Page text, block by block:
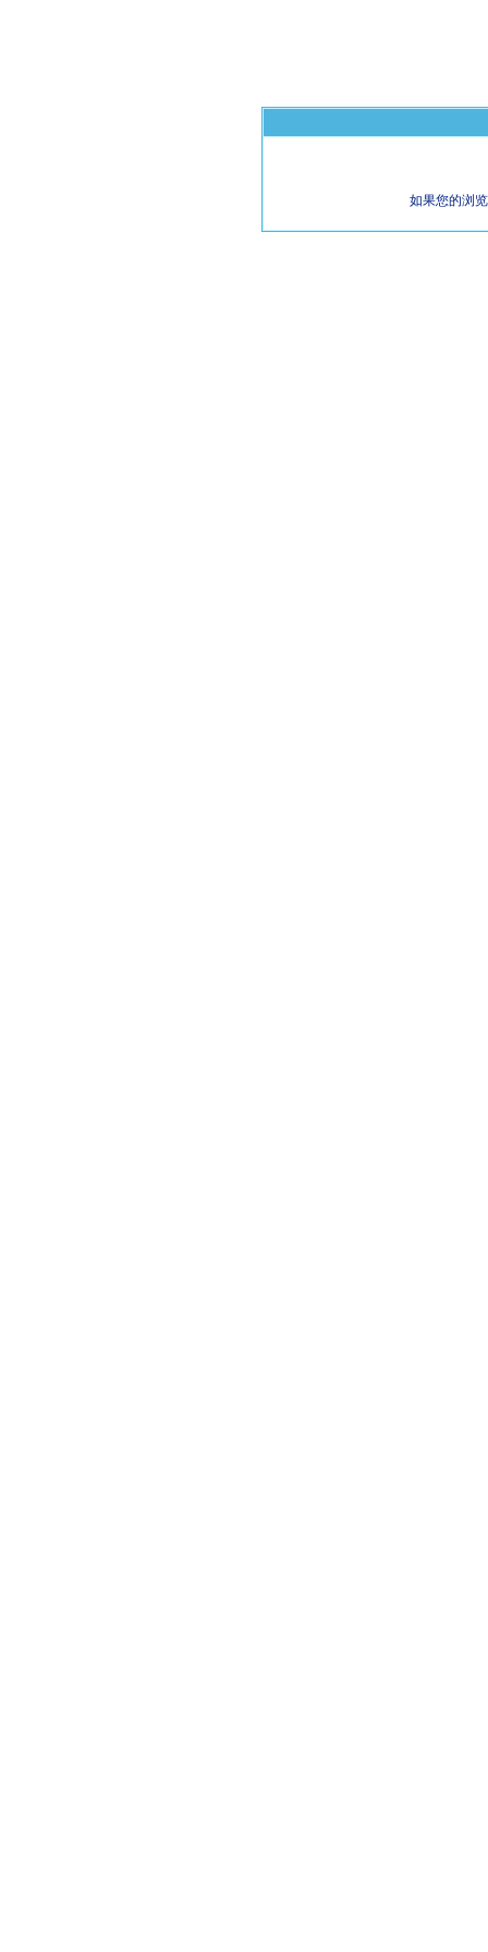
如果您的浏